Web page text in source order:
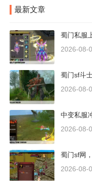
最新文章
蜀门私服
2026-08-
蜀门sf斗
2026-08-
中变私服
2026-08-
蜀门sf网
2026-08-